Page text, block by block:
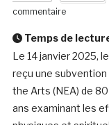
commentaire
Temps de
Le 14 janvier 2025,
reçu une
the Arts (NEA) de
ans examinant les